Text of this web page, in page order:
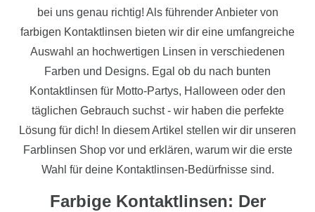
bei uns genau richtig! Als führender Anbieter von
farbigen Kontaktlinsen bieten wir dir eine umfangreiche
Auswahl an hochwertigen Linsen in verschiedenen
Farben und Designs. Egal ob du nach bunten
Kontaktlinsen für Motto-Partys, Halloween oder den
täglichen Gebrauch suchst - wir haben die perfekte
Lösung für dich! In diesem Artikel stellen wir dir unseren
Farblinsen Shop vor und erklären, warum wir die erste
Wahl für deine Kontaktlinsen-Bedürfnisse sind.
Farbige Kontaktlinsen: Der